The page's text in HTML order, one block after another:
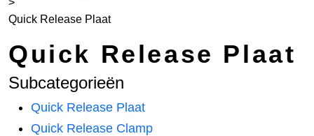
Quick Release Plaat
Quick Release Plaat
Subcategorieën
Quick Release Plaat
Quick Release Clamp